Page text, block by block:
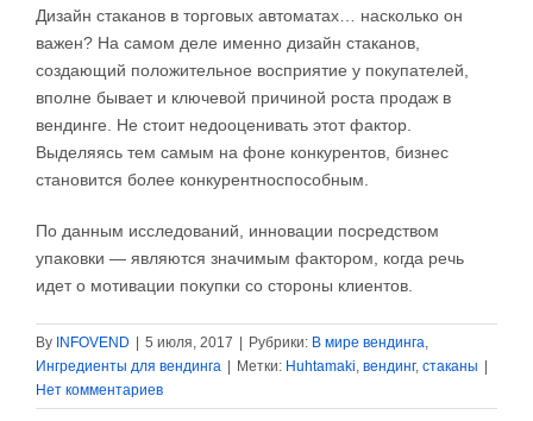
Дизайн стаканов в торговых автоматах… насколько он
важен? На самом деле именно дизайн стаканов,
создающий положительное восприятие у покупателей,
вполне бывает и ключевой причиной роста продаж в
вендинге. Не стоит недооценивать этот фактор.
Выделяясь тем самым на фоне конкурентов, бизнес
становится более конкурентноспособным.
По данным исследований, инновации посредством
упаковки — являются значимым фактором, когда речь
идет о мотивации покупки со стороны клиентов.
By INFOVEND 5 июля, 2017 Рубрики: В мире вендинга,
Ингредиенты для вендинга
Метки: Huhtamaki, вендинг, стаканы
Нет комментариев